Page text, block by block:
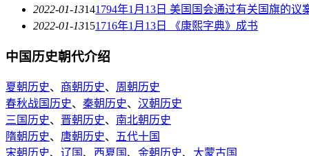
2022-01-13141794年1月13日 美国国会通过有关国旗的议
2022-01-13151716年1月13日 《康熙字典》成书
中国历史朝代介绍
夏朝历史、 商朝历史、 周朝历史
春秋战国历史、 秦朝历史、 汉朝历史
三国历史、 晋朝历史、 南北朝历史
隋朝历史、 唐朝历史、
五代十国
宋朝历史、 辽国 、 西夏国 、 金朝历史、 大蒙古国